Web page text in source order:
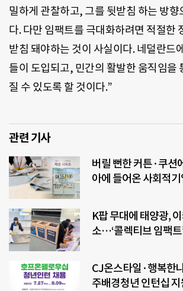
밀하게 관찰하고, 그를 뒷받침 하는 방향
다. 다만 임팩트를 극대화하려면 적절한
받침 돼야하는 것이 사실이다. 네덜란드
들이 도입되고, 민간의 활발한 움직임을
질 수 있도록 할 것이다.”
관련 기사
버릴 뻔한 커튼·쿠
아에 들어온 사회적
K팝 무대에 태양광,
소…‘콜렉티브 임팩트
CJ온스타일·행복한
주배경청년 인턴십 지